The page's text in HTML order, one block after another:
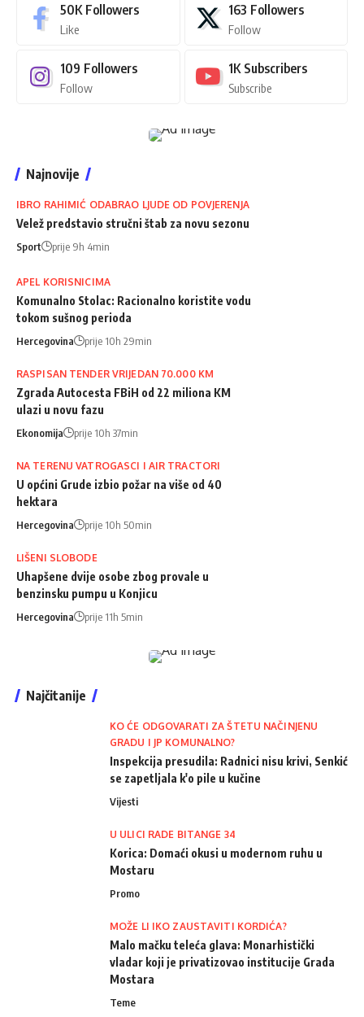
50K Followers
Like
163 Followers
Follow
109 Followers
Follow
1K Subscribers
Subscribe
Najnovije
IBRO RAHIMIĆ ODABRAO LJUDE OD POVJERENJA
Velež predstavio stručni štab za novu sezonu
Sport prije 9h 4min
APEL KORISNICIMA
Komunalno Stolac: Racionalno koristite vodu
tokom sušnog perioda
Hercegovina prije 10h 29min
RASPISAN TENDER VRIJEDAN 70.000 KM
Zgrada Autocesta FBiH od 22 miliona KM
ulazi u novu fazu
Ekonomija prije 10h 37min
NA TERENU VATROGASCI I AIR TRACTORI
U općini Grude izbio požar na više od 40
hektara
Hercegovina prije 10h 50min
LIŠENI SLOBODE
Uhapšene dvije osobe zbog provale u
benzinsku pumpu u Konjicu
Hercegovina prije 11h 5min
Najčitanije
KO ĆE ODGOVARATI ZA ŠTETU NAČINJENU
GRADU I JP KOMUNALNO?
Inspekcija presudila: Radnici nisu krivi, Senkić
se zapetljala k'o pile u kučine
Vijesti
U ULICI RADE BITANGE 34
Korica: Domaći okusi u modernom ruhu u
Mostaru
Promo
MOŽE LI IKO ZAUSTAVITI KORDIĆA?
Malo mačku teleća glava: Monarhistički
vladar koji je privatizovao institucije Grada
Mostara
Teme